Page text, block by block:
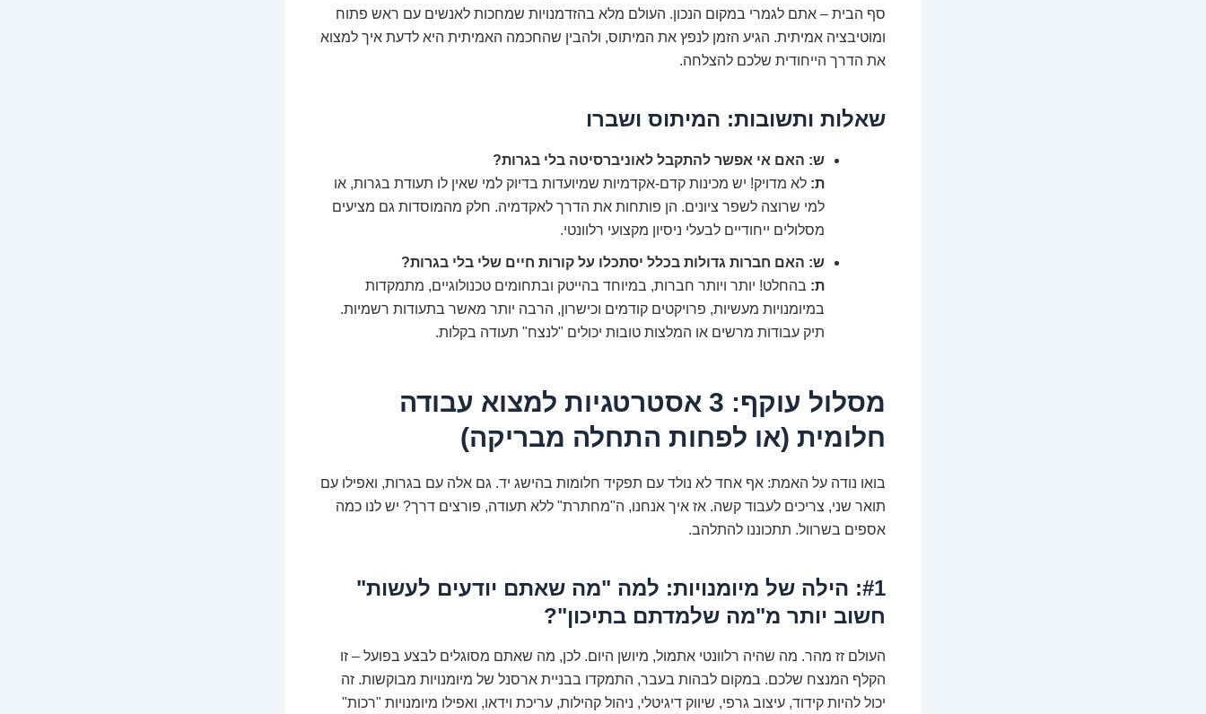
סף הבית – אתם לגמרי במקום הנכון. העולם מלא בהזדמנויות שמחכות לאנשים עם ראש פתוח
ומוטיבציה אמיתית. הגיע הזמן לנפץ את המיתוס, ולהבין שהחכמה האמיתית היא לדעת איך למצוא
את הדרך הייחודית שלכם להצלחה.
שאלות ותשובות: המיתוס ושברו
ש: האם אי אפשר להתקבל לאוניברסיטה בלי בגרות?
ת: לא מדויק! יש מכינות קדם-אקדמיות שמיועדות בדיוק למי שאין לו תעודת בגרות, או
למי שרוצה לשפר ציונים. הן פותחות את הדרך לאקדמיה. חלק מהמוסדות גם מציעים
מסלולים ייחודיים לבעלי ניסיון מקצועי רלוונטי.
ש: האם חברות גדולות בכלל יסתכלו על קורות חיים שלי בלי בגרות?
ת: בהחלט! יותר ויותר חברות, במיוחד בהייטק ובתחומים טכנולוגיים, מתמקדות
במיומנויות מעשיות, פרויקטים קודמים וכישרון, הרבה יותר מאשר בתעודות רשמיות.
תיק עבודות מרשים או המלצות טובות יכולים "לנצח" תעודה בקלות.
מסלול עוקף: 3 אסטרטגיות למצוא עבודה
חלומית (או לפחות התחלה מבריקה)
בואו נודה על האמת: אף אחד לא נולד עם תפקיד חלומות בהישג יד. גם אלה עם בגרות, ואפילו עם
תואר שני, צריכים לעבוד קשה. אז איך אנחנו, ה"מחתרת" ללא תעודה, פורצים דרך? יש לנו כמה
אספים בשרוול. תתכוננו להתלהב.
#1: הילה של מיומנויות: למה "מה שאתם יודעים לעשות"
חשוב יותר מ"מה שלמדתם בתיכון"?
העולם זז מהר. מה שהיה רלוונטי אתמול, מיושן היום. לכן, מה שאתם מסוגלים לבצע בפועל – זו
הקלף המנצח שלכם. במקום לבהות בעבר, התמקדו בבניית ארסנל של מיומנויות מבוקשות. זה
יכול להיות קידוד, עיצוב גרפי, שיווק דיגיטלי, ניהול קהילות, עריכת וידאו, ואפילו מיומנויות "רכות"